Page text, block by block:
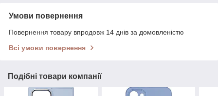
Умови повернення
Повернення товару впродовж 14 днів за домовленістю
Всі умови повернення
Подібні товари компанії